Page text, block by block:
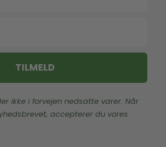
TILMELD
ikke i forvejen nedsatte varer. Når
accepterer du vores